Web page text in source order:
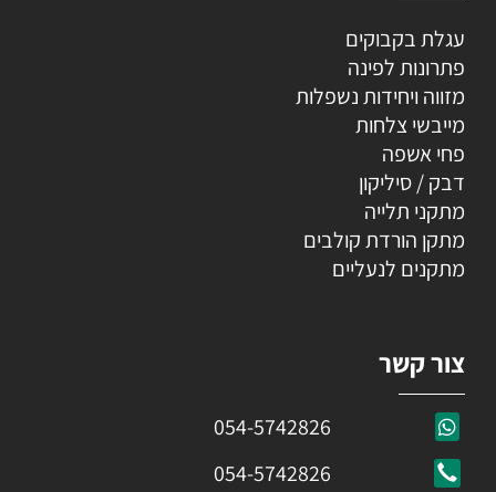
עגלת בקבוקים
פתרונות לפינה
מזווה ויחידות נשפלות
מייבשי צלחות
פחי אשפה
דבק / סיליקון
מתקני תלייה
מתקן הורדת קולבים
מתקנים לנעליים
צור קשר
054-5742826
054-5742826